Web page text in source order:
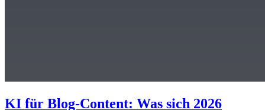
KI für Blog-Content: Was sich 2026